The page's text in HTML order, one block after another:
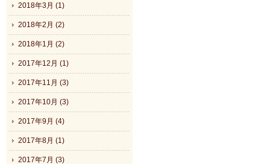
2018年3月 (1)
2018年2月 (2)
2018年1月 (2)
2017年12月 (1)
2017年11月 (3)
2017年10月 (3)
2017年9月 (4)
2017年8月 (1)
2017年7月 (3)